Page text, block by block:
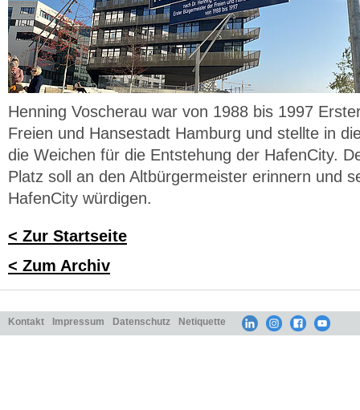
Henning Voscherau war von 1988 bis 1997
Freien und Hansestadt Hamburg und stellte in
die Weichen für die Entstehung der HafenCity.
Platz soll an den Altbürgermeister erinnern und
HafenCity würdigen.
< Zur Startseite
< Zum Archiv
Kontakt Impressum Datenschutz Netiquette